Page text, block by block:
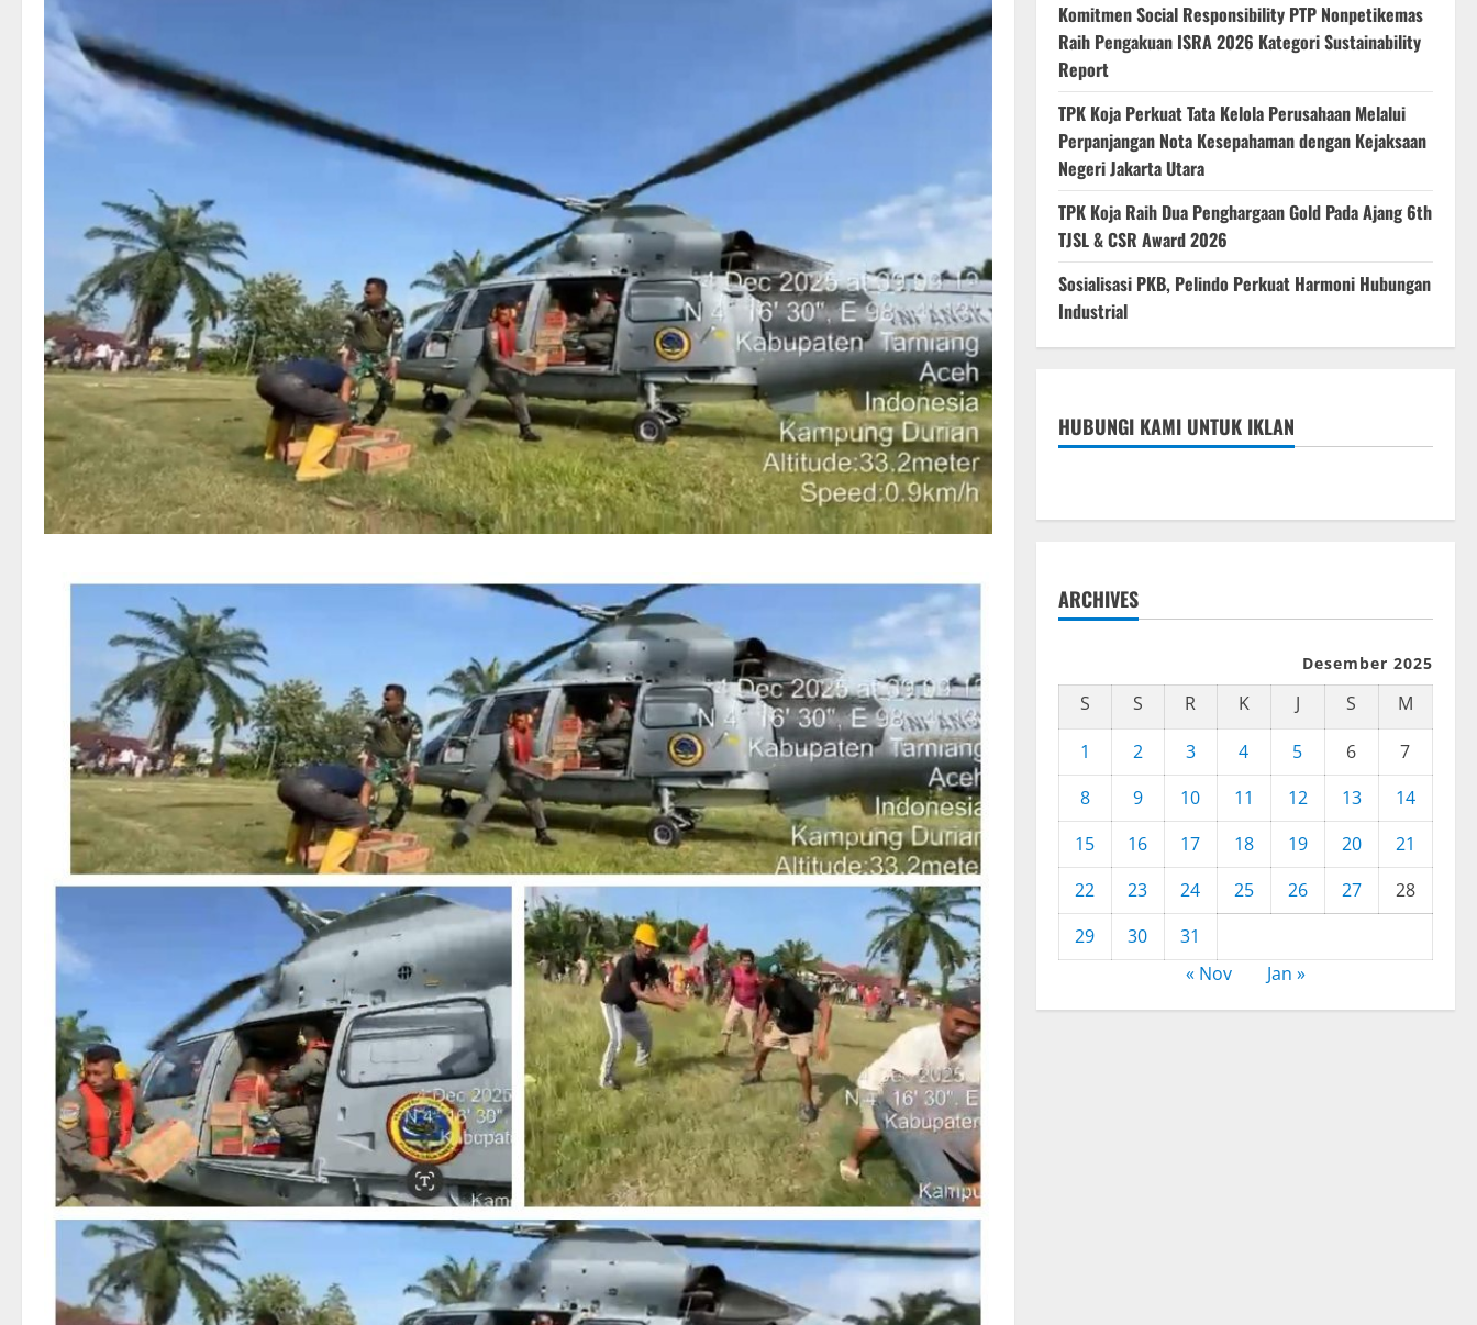
Komitmen Social Responsibility PTP Nonpetikemas
Raih Pengakuan ISRA 2026 Kategori Sustainability
Report
TPK Koja Perkuat Tata Kelola Perusahaan Melalui
Perpanjangan Nota Kesepahaman dengan Kejaksaan
Negeri Jakarta Utara
TPK Koja Raih Dua Penghargaan Gold Pada Ajang 6th
TJSL & CSR Award 2026
Sosialisasi PKB, Pelindo Perkuat Harmoni Hubungan
Industrial
HUBUNGI KAMI UNTUK IKLAN
ARCHIVES
Desember 2025
S S R K J S
M
1
2 3 4 5 6
7
8
9 10 11 12 13
14
15
16 17 18 19 20
21
22
23 24 25 26 27
28
29
30
31
« Nov
Jan »